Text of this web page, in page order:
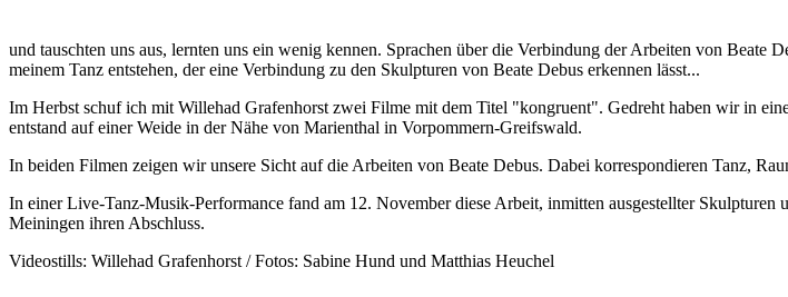
und tauschten uns aus, lernten uns ein wenig kennen. Sprachen über die Verbindung der Arbeiten von
meinem Tanz entstehen, der eine Verbindung zu den Skulpturen von Beate Debus erkennen lässt...
Im Herbst schuf ich mit Willehad Grafenhorst zwei Filme mit dem Titel "kongruent". Gedreht haben wir in
entstand auf einer Weide in der Nähe von Marienthal in Vorpommern-Greifswald.
In beiden Filmen zeigen wir unsere Sicht auf die Arbeiten von Beate Debus. Dabei korrespondieren Tanz,
In einer Live-Tanz-Musik-Performance fand am 12. November diese Arbeit, inmitten ausgestellter
Meiningen ihren Abschluss.
Videostills: Willehad Grafenhorst / Fotos: Sabine Hund und Matthias Heuchel